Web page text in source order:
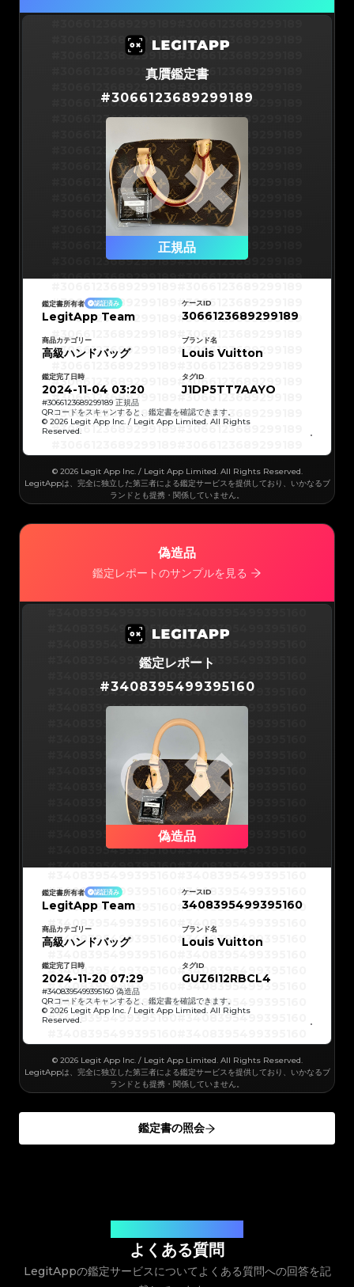
#3066123689299189#3066123689299189
#3066123689299189#3066123689299189
#3066123689299189#3066123689299189
#3066123689299189#3066123689299189
#3066123689299189#3066123689299189
#3066123689299189#3066123689299189
#3066123689299189#3066123689299189
#3066123689299189#3066123689299189
#3066123689299189#3066123689299189
#3066123689299189#3066123689299189
#3066123689299189#3066123689299189
#3066123689299189#3066123689299189
#3066123689299189#3066123689299189
#3066123689299189#3066123689299189
#3066123689299189
#3066123689299189
#3066123689299189
#3066123689299189
#3066123689299189
#3066123689299189
#3066123689299189
#3066123689299189
#3066123689299189
#3066123689299189
#3066123689299189
#3066123689299189
#3066123689299189
#3066123689299189#3066123689299189
#3066123689299189
#3066123689299189#3066123689299189
#3066123689299189#3066123689299189
#3066123689299189#3066123689299189
#3066123689299189#3066123689299189
#3066123689299189#3066123689299189
#3066123689299189#3066123689299189
#3066123689299189#3066123689299189
#3066123689299189#3066123689299189
#3066123689299189 #3066123689299189
#3066123689299189
#3066123689299189
#3066123689299189#3066123689299189
#3066123689299189#3066123689299189
#3066123689299189#3066123689299189
#3066123689299189
#3066123689299189
#3066123689299189
#3066123689299189
#3066123689299189#3066123689299189
#3066123689299189#3066123689299189
#3066123689299189#3066123689299189
#3066123689299189#3066123689299189
#3066123689299189#3066123689299189
#3066123689299189#3066123689299189
#3066123689299189
#3066123689299189
#3066123689299189
#3066123689299189
#3066123689299189
#3066123689299189
#3066123689299189
#3066123689299189
#3066123689299189
#3066123689299189
#3066123689299189
#3066123689299189#3066123689299189
#3066123689299189
#3066123689299189#3066123689299189
#3066123689299189#3066123689299189
#3066123689299189#3066123689299189
#3066123689299189#3066123689299189
#3066123689299189#3066123689299189
#3066123689299189#3066123689299189
#3066123689299189 #3066123689299189
#3066123689299189#3066123689299189
真贋鑑定書
#3066123689299189
正規品
#3066123689299189
#3066123689299189
#3066123689299189
#3066123689299189
#3066123689299189
#3066123689299189
#3066123689299189
#3066123689299189
#3066123689299189
#3066123689299189
#3066123689299189
#3066123689299189
#3066123689299189#3066123689299189
#3066123689299189#3066123689299189
#3066123689299189#3066123689299189
#3066123689299189#3066123689299189
#3066123689299189#3066123689299189
#3066123689299189#3066123689299189
#3066123689299189#3066123689299189
#3066123689299189#3066123689299189
#3066123689299189#3066123689299189
#3066123689299189#3066123689299189
#3066123689299189#3066123689299189
#3066123689299189#3066123689299189
#3066123689299189#3066123689299189
#3066123689299189
#3066123689299189
#3066123689299189#3066123689299189
#3066123689299189
#3066123689299189
#3066123689299189#3066123689299189
#3066123689299189#3066123689299189
#3066123689299189#3066123689299189
#3066123689299189#3066123689299189
#3066123689299189#3066123689299189
#3066123689299189#3066123689299189
#3066123689299189#3066123689299189
#3066123689299189
#3066123689299189
#3066123689299189
#3066123689299189
#3066123689299189
#3066123689299189
#3066123689299189
#3066123689299189
#3066123689299189
#3066123689299189
#3066123689299189
#3066123689299189#3066123689299189
#3066123689299189#3066123689299189
#3066123689299189#3066123689299189
#3066123689299189#3066123689299189
#3066123689299189#3066123689299189
#3066123689299189#3066123689299189
#3066123689299189#3066123689299189
#3066123689299189#3066123689299189
#3066123689299189#3066123689299189
#3066123689299189#3066123689299189
#3066123689299189#3066123689299189
#3066123689299189#3066123689299189
#3066123689299189#3066123689299189
#3066123689299189
#3066123689299189
鑑定書所有者 認証済み
LegitApp Team
ケースID
3066123689299189
商品カテゴリー
高級ハンドバッグ
ブランド名
Louis Vuitton
鑑定完了日時
2024-11-04 03:20
タグID
J1DP5TT7AAYO
#3066123689299189 正規品
QRコードをスキャンすると、鑑定書を確認できます。
© 2026 Legit App Inc. / Legit App Limited. All Rights
Reserved.
© 2026 Legit App Inc. / Legit App Limited. All Rights Reserved.
LegitAppは、完全に独立した第三者による鑑定サービスを提供しており、いかなるブ
ランドとも提携・関係していません。
偽造品
鑑定レポートのサンプルを見る
#3408395499395160#3408395499395160
#3408395499395160#3408395499395160
#3408395499395160#3408395499395160
#3408395499395160#3408395499395160
#3408395499395160#3408395499395160
#3408395499395160#3408395499395160
#3408395499395160
#3408395499395160
#3408395499395160
#3408395499395160
#3408395499395160#3408395499395160
#3408395499395160#3408395499395160
#3408395499395160#3408395499395160
#3408395499395160#3408395499395160
#3408395499395160#3408395499395160
#3408395499395160#3408395499395160
#3408395499395160#3408395499395160
#3408395499395160
#3408395499395160
#3408395499395160
#3408395499395160
#3408395499395160
#3408395499395160
#3408395499395160
#3408395499395160
#3408395499395160
#3408395499395160
#3408395499395160
#3408395499395160
#3408395499395160
#3408395499395160#3408395499395160
#3408395499395160
#3408395499395160#3408395499395160
#3408395499395160#3408395499395160
#3408395499395160#3408395499395160
#3408395499395160
#3408395499395160
#3408395499395160#3408395499395160
#3408395499395160 #3408395499395160
#3408395499395160 #3408395499395160
#3408395499395160#3408395499395160
鑑定レポート
#3408395499395160
偽造品
#3408395499395160
#3408395499395160
#3408395499395160
#3408395499395160
#3408395499395160
#3408395499395160
#3408395499395160
#3408395499395160
#3408395499395160
#3408395499395160
#3408395499395160
#3408395499395160
#3408395499395160#3408395499395160
#3408395499395160#3408395499395160
#3408395499395160#3408395499395160
#3408395499395160#3408395499395160
#3408395499395160#3408395499395160
#3408395499395160#3408395499395160
#3408395499395160#3408395499395160
#3408395499395160#3408395499395160
#3408395499395160#3408395499395160
#3408395499395160#3408395499395160
#3408395499395160#3408395499395160
#3408395499395160#3408395499395160
#3408395499395160#3408395499395160
鑑定書所有者 認証済み
LegitApp Team
ケースID
3408395499395160
商品カテゴリー
高級ハンドバッグ
ブランド名
Louis Vuitton
鑑定完了日時
2024-11-20 07:29
タグID
GUZ6I12RBCL4
#3408395499395160 偽造品
QRコードをスキャンすると、鑑定書を確認できます。
© 2026 Legit App Inc. / Legit App Limited. All Rights
Reserved.
© 2026 Legit App Inc. / Legit App Limited. All Rights Reserved.
LegitAppは、完全に独立した第三者による鑑定サービスを提供しており、いかなるブ
ランドとも提携・関係していません。
鑑定書の照会
よくある質問
LegitAppの鑑定サービスについてよくある質問への回答を記